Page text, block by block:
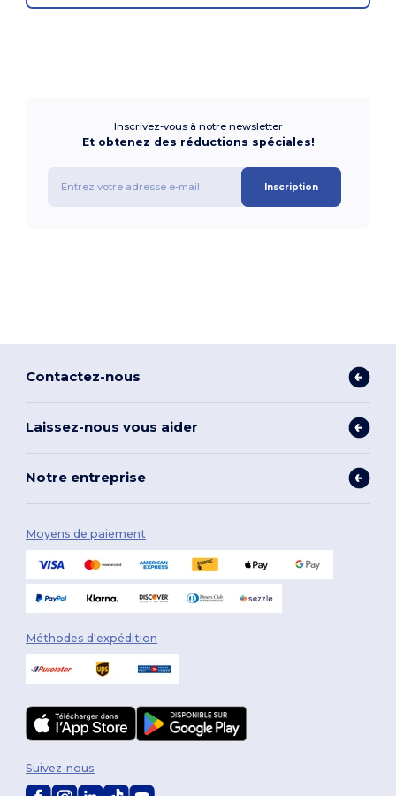
Inscrivez-vous à notre newsletter
Et obtenez des réductions spéciales!
Inscription
Contactez-nous
Laissez-nous vous aider
Notre entreprise
Moyens de paiement
Méthodes d'expédition
Suivez-nous